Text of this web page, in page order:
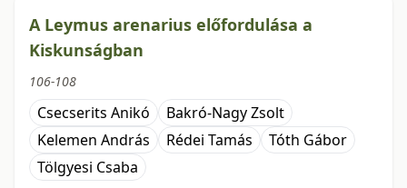
A Leymus arenarius előfordulása a
Kiskunságban
106-108
Csecserits Anikó
Bakró-Nagy Zsolt
Kelemen András
Rédei Tamás
Tóth Gábor
Tölgyesi Csaba